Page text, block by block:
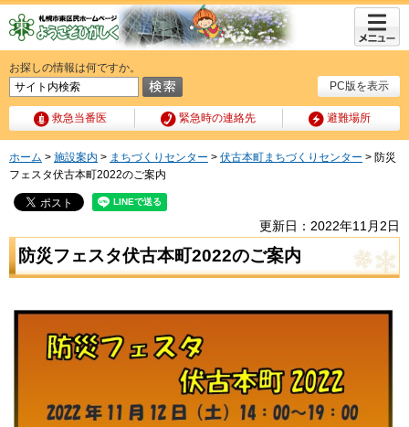
PC版を表示
お探しの情報は何ですか。
救急当番医 緊急時の連絡先 避難場所
メニュ
ー
ホーム > 施設案内 > まちづくりセンター > 伏古本町まちづくりセンター > 防災
フェスタ伏古本町2022のご案内
更新日：2022年11月2日
防災フェスタ伏古本町2022のご案内